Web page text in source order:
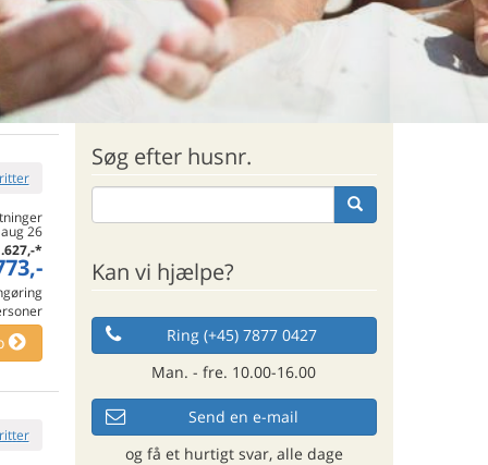
26
*
Søg efter husnr.
Kan vi hjælpe?
Ring (+45) 7877 0427
Man. - fre. 10.00-16.00
Send en e-mail
og få et hurtigt svar, alle dage